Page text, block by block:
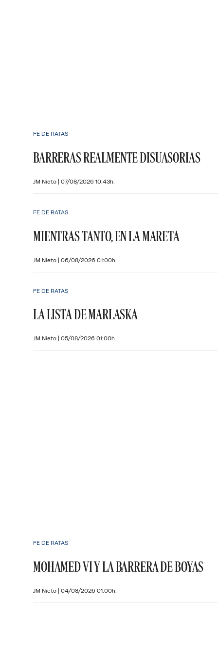
FE DE RATAS
BARRERAS REALMENTE DISUASORIAS
JM Nieto | 07/08/2026 10:43h.
FE DE RATAS
MIENTRAS TANTO, EN LA MARETA
JM Nieto | 06/08/2026 01:00h.
FE DE RATAS
LA LISTA DE MARLASKA
JM Nieto | 05/08/2026 01:00h.
FE DE RATAS
MOHAMED VI Y LA BARRERA DE BOYAS
JM Nieto | 04/08/2026 01:00h.